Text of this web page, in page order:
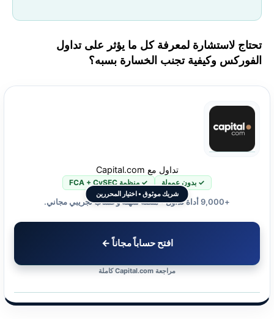
تحتاج لاستشارة لمعرفة كل ما يؤثر على تداول
الفوركس وكيفية تجنب الخسارة بسبه؟
شريك موثوق • اختيار المحررين
تداول مع Capital.com
✓ بدون عمولة ✓ منظمة FCA + CySEC
+9,000 أداة تداول • منصة سهلة وحساب تجريبي مجاني.
افتح حساباً مجاناً ←
مراجعة Capital.com كاملة